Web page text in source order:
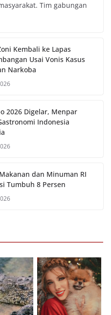
Tim gabungan
Kembali ke Lapas
Usai Vonis Kasus
Narkoba
2026 Digelar, Menpar
Indonesia
dan Minuman RI
Tumbuh 8 Persen